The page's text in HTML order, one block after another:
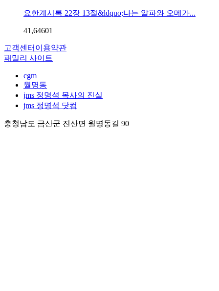
요한계시록 22장 13절&ldquo;나는 알파와 오메가...
41,64601
고객센터 이용약관
패밀리 사이트
cgm
월명동
jms 정명석 목사의 진실
jms 정명석 닷컴
충청남도 금산군 진산면 월명동길 90